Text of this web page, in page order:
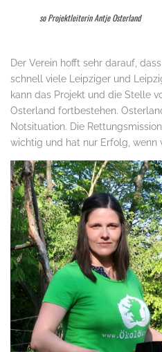
so Projektleiterin Antje Osterland
Der Verein hofft sehr darauf,
schnell viele Leipziger und
kann das Projekt und die Stelle
Osterland fortbestehen.
Notsituation. Die
wichtig und hat nur Erfolg, wenn